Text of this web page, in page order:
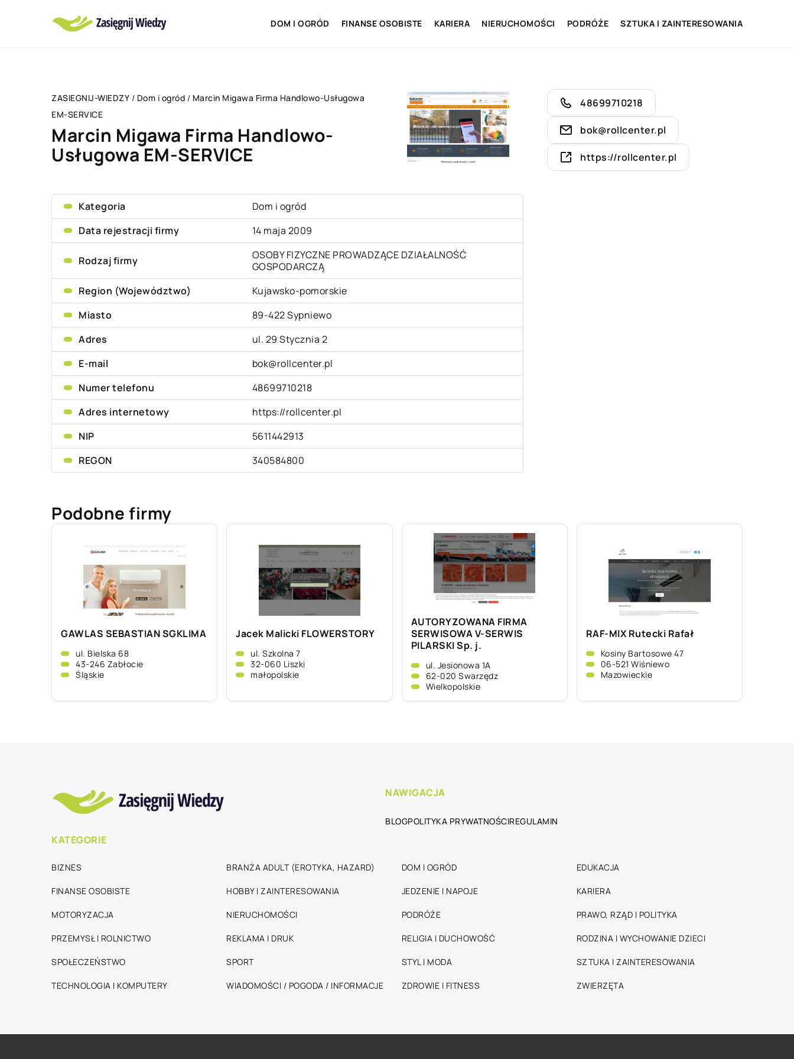
DOM I OGRÓD FINANSE OSOBISTE KARIERA NIERUCHOMOŚCI PODRÓŻE SZTUKA I ZAINTERESOWANIA
ZASIEGNIJ-WIEDZY / Dom i ogród / Marcin Migawa Firma Handlowo-Usługowa
EM-SERVICE
Marcin Migawa Firma Handlowo-
Usługowa EM-SERVICE
Kategoria
Dom i ogród
Data rejestracji firmy
14 maja 2009
Rodzaj firmy
OSOBY FIZYCZNE PROWADZĄCE DZIAŁALNOŚĆ
GOSPODARCZĄ
Region (Województwo)
Kujawsko-pomorskie
Miasto
89-422 Sypniewo
Adres
ul. 29 Stycznia 2
E-mail
bok@rollcenter.pl
Numer telefonu
48699710218
Adres internetowy
https://rollcenter.pl
NIP
5611442913
REGON
340584800
48699710218
bok@rollcenter.pl
https://rollcenter.pl
Podobne firmy
GAWLAS SEBASTIAN SGKLIMA
ul. Bielska 68
43-246 Zabłocie
Śląskie
Jacek Malicki FLOWERSTORY
ul. Szkolna 7
32-060 Liszki
małopolskie
AUTORYZOWANA FIRMA
SERWISOWA V-SERWIS
PILARSKI Sp. j.
ul. Jesionowa 1A
62-020 Swarzędz
Wielkopolskie
RAF-MIX Rutecki Rafał
Kosiny Bartosowe 47
06-521 Wiśniewo
Mazowieckie
NAWIGACJA
BLOGPOLITYKA PRYWATNOŚCIREGULAMIN
KATEGORIE
BIZNES BRANŻA ADULT (EROTYKA, HAZARD) DOM I OGRÓD EDUKACJA
FINANSE OSOBISTE HOBBY I ZAINTERESOWANIA JEDZENIE I NAPOJE KARIERA
MOTORYZACJA NIERUCHOMOŚCI PODRÓŻE PRAWO, RZĄD I POLITYKA
PRZEMYSŁ I ROLNICTWO REKLAMA I DRUK RELIGIA I DUCHOWOŚĆ RODZINA I WYCHOWANIE DZIECI
SPOŁECZEŃSTWO SPORT STYL I MODA SZTUKA I ZAINTERESOWANIA
TECHNOLOGIA I KOMPUTERY WIADOMOŚCI / POGODA / INFORMACJE ZDROWIE I FITNESS ZWIERZĘTA